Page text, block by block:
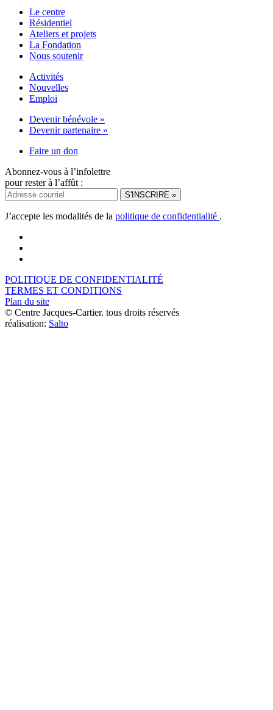
Le centre
Résidentiel
Ateliers et projets
La Fondation
Nous soutenir
Activités
Nouvelles
Emploi
Devenir bénévole »
Devenir partenaire »
Faire un don
Abonnez-vous à l’infolettre
pour rester à l’affût :
J’accepte les modalités de la politique de confidentialité .
POLITIQUE DE CONFIDENTIALITÉ
TERMES ET CONDITIONS
Plan du site
© Centre Jacques-Cartier. tous droits réservés
réalisation: Salto